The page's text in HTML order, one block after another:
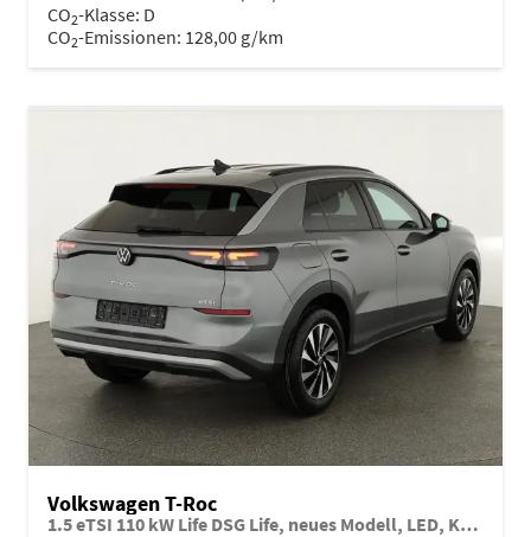
CO2-Klasse: D
CO2-Emissionen: 128,00 g/km
Volkswagen T-Roc
1.5 eTSI 110 kW Life DSG Life, neues Modell, LED, Kamera, Side, Winter, 17-Zoll